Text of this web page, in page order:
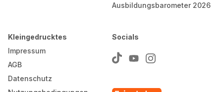
Ausbildungsbarometer 2026
Kleingedrucktes
Impressum
AGB
Datenschutz
Socials